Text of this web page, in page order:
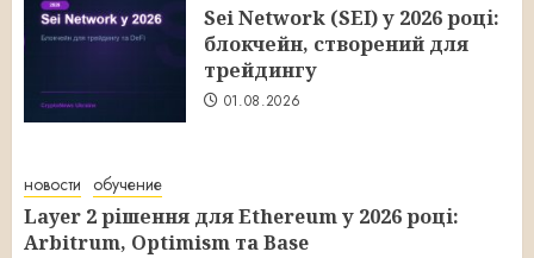
Sei Network (SEI) у 2026 році:
блокчейн, створений для
трейдингу
01.08.2026
новости обучение
Layer 2 рішення для Ethereum у 2026 році:
Arbitrum, Optimism та Base